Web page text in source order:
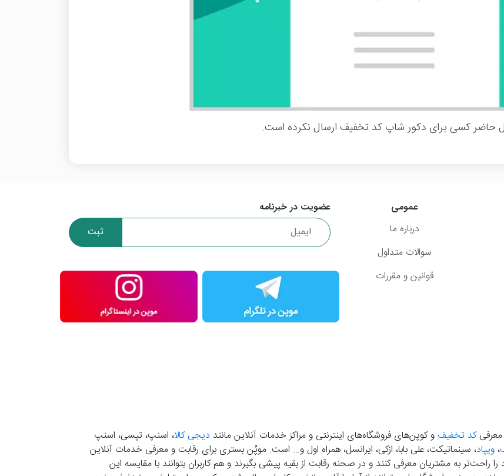
حاضر کسی برای دکور شاپ کد تخفیف ارسال نکرده است.
عضویت در خبرنامه
ثبت
عمومی
درباره ما
سوالات متداول
قوانین و مقررات
معرفیکد تخفیفو کوپن‌های فروشگاه‌های اینترنتی و مراکز خدمات آنلاین مانند دیجی کالا، اسنپ، تپسی، اسنپ
، ویپاد، سینماتیکت، علی بابا، ازکی، ایرانسل، همراه اول و... است. موپُن بستری برای رقابت و معرفی خدمات آنلاین
به مشتریان معرفی کنند و در صحنه رقابت از بقیه پیشی بگیرند و هم کاربران بتوانند با مقایسه این